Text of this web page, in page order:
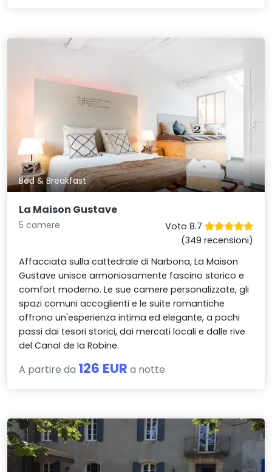
Bed & Breakfast
La Maison Gustave
5 camere
Voto 8.7
(349 recensioni)
Affacciata sulla cattedrale di Narbona, La Maison
Gustave unisce armoniosamente fascino storico e
comfort moderno. Le sue camere personalizzate, gli
spazi comuni accoglienti e le suite romantiche
offrono un'esperienza intima ed elegante, a pochi
passi dai tesori storici, dai mercati locali e dalle rive
del Canal de la Robine.
A partire da 126 EUR a notte